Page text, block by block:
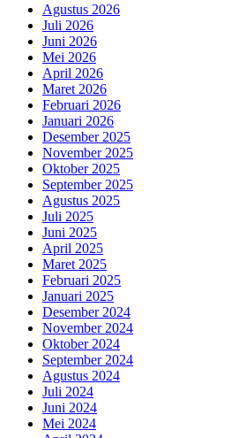
Agustus 2026
Juli 2026
Juni 2026
Mei 2026
April 2026
Maret 2026
Februari 2026
Januari 2026
Desember 2025
November 2025
Oktober 2025
September 2025
Agustus 2025
Juli 2025
Juni 2025
April 2025
Maret 2025
Februari 2025
Januari 2025
Desember 2024
November 2024
Oktober 2024
September 2024
Agustus 2024
Juli 2024
Juni 2024
Mei 2024